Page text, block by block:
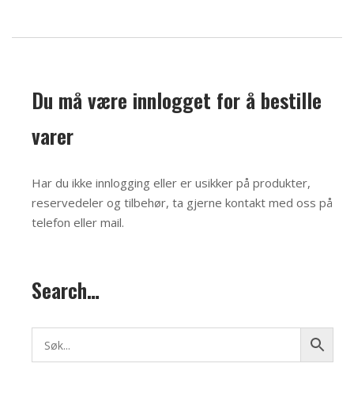
Du må være innlogget for å bestille
varer
Har du ikke innlogging eller er usikker på produkter,
reservedeler og tilbehør, ta gjerne kontakt med oss på
telefon eller mail.
Search…